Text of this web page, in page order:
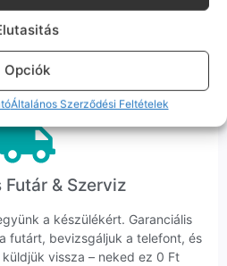
Opciók
Általános Szerződési Feltételek
a felelősségvállalás nálunk alap.
nem kifogásokat keresünk,
kollégáink azonnal kézbe
az ügyedet.
Futár & Szerviz
a készülékért. Garanciális
futárt, bevizsgáljuk a telefont, és
vissza – neked ez 0 Ft